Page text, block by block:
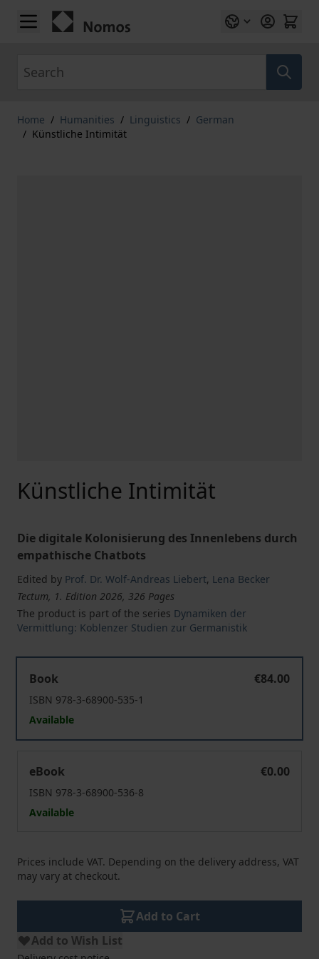
Skip to Content
Home / Humanities / Linguistics / German
/ Künstliche Intimität
Künstliche Intimität
Die digitale Kolonisierung des Innenlebens durch
empathische Chatbots
Edited by Prof. Dr. Wolf-Andreas Liebert, Lena Becker
Tectum, 1. Edition 2026, 326 Pages
The product is part of the series Dynamiken der
Vermittlung: Koblenzer Studien zur Germanistik
Book
€84.00
ISBN 978-3-68900-535-1
Available
eBook
€0.00
ISBN 978-3-68900-536-8
Available
Prices include VAT. Depending on the delivery address, VAT
may vary at checkout.
Add to Cart
Add to Wish List